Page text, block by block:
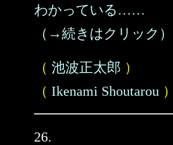
わかっている……
（→続きはクリック）
（ 池波正太郎 ）
（ Ikenami Shoutarou ）
26.